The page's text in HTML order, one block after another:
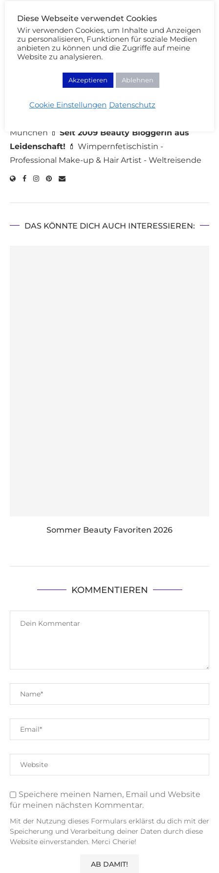
CLINIQUE CONCEALER EVEN BETTER
FOUNDATION
8 Kommentare
München 💄 Seit 2009 Beauty Bloggerin aus
Leidenschaft! 💄 Wimpernfetischistin -
Professional Make-up & Hair Artist - Weltreisende
DAS KÖNNTE DICH AUCH INTERESSIEREN:
Sommer Beauty Favoriten 2026
KOMMENTIEREN
Speichere meinen Namen, Email und Website
für meinen nächsten Kommentar.
Mit der Nutzung dieses Formulars erklärst du dich mit der
Speicherung und Verarbeitung deiner Daten durch diese
Website einverstanden. Merci Cherie!
Diese Webseite verwendet Cookies
Wir verwenden Cookies, um Inhalte und Anzeigen
zu personalisieren, Funktionen für soziale Medien
anbieten zu können und die Zugriffe auf meine
Website zu analysieren.
Akzeptieren Ablehnen
Cookie Einstellungen Datenschutz